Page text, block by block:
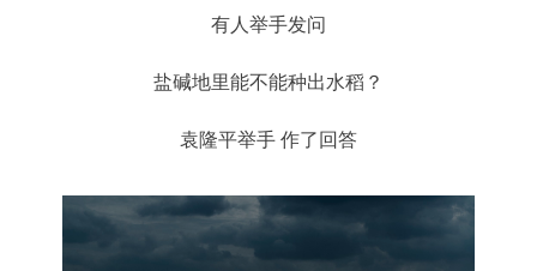
有人举手发问
盐碱地里能不能种出水稻？
袁隆平举手 作了回答